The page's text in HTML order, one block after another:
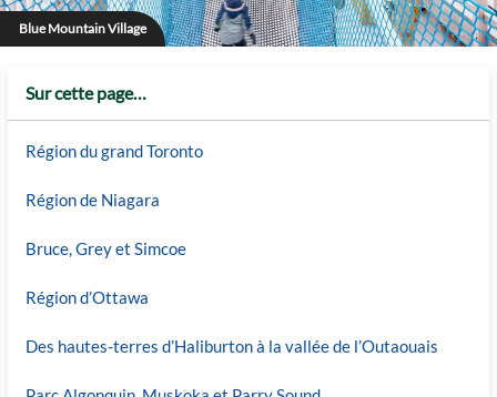
Blue Mountain Village
Sur cette page…
Région du grand Toronto
Région de Niagara
Bruce, Grey et Simcoe
Région d’Ottawa
Des hautes-terres d’Haliburton à la vallée de l’Outaouais